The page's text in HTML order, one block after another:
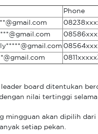
Phone
leader board ditentukan
nilai tertinggi selama
mingguan akan dipilih dari
setiap pekan.